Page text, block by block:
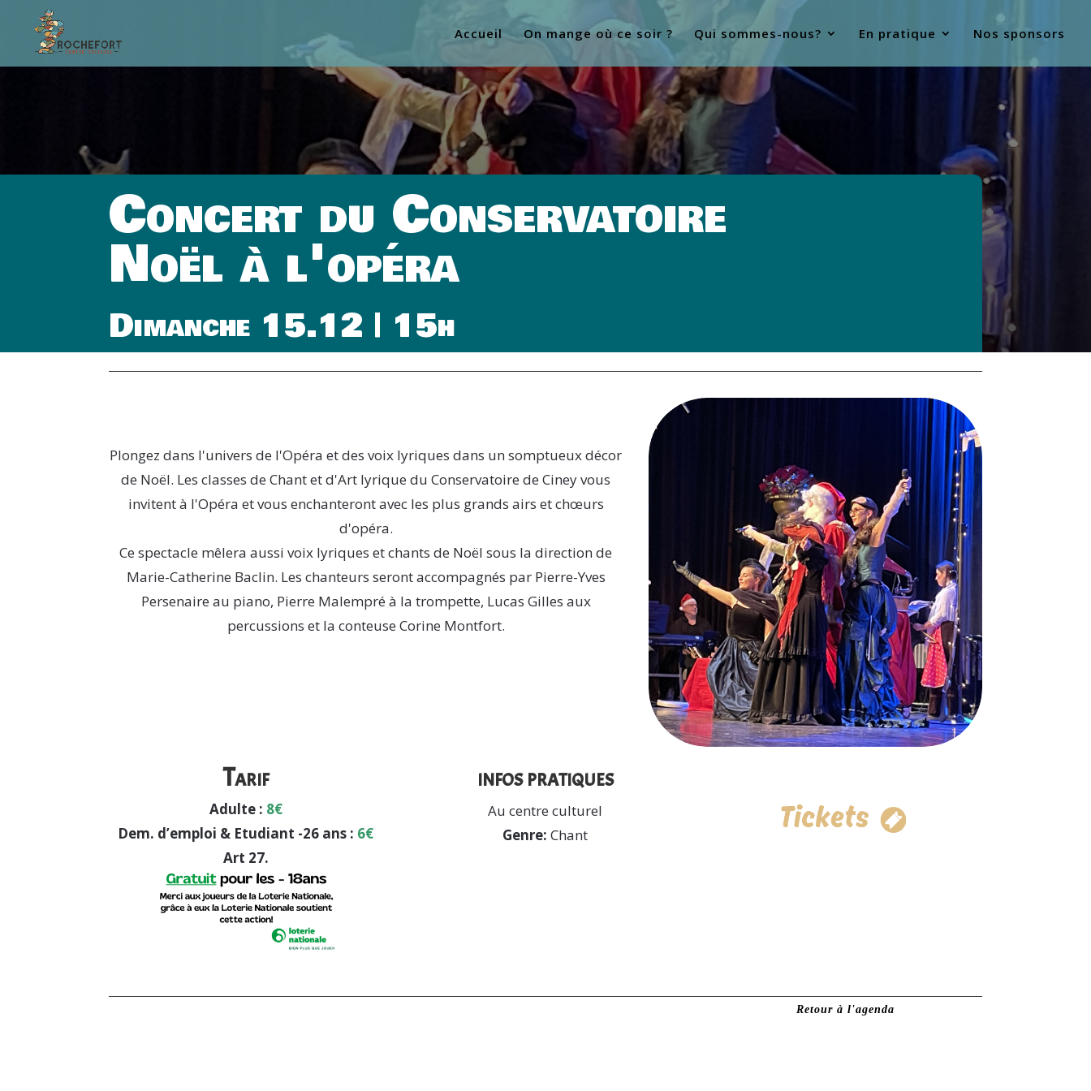
Accueil On mange où ce soir ? Qui sommes-nous? En pratique Nos sponsors
Concert du Conservatoire
Noël à l'opéra
Dimanche 15.12 | 15h
Plongez dans l'univers de l'Opéra et des voix lyriques dans un somptueux décor
de Noël. Les classes de Chant et d'Art lyrique du Conservatoire de Ciney vous
invitent à l'Opéra et vous enchanteront avec les plus grands airs et chœurs
d'opéra.
Ce spectacle mêlera aussi voix lyriques et chants de Noël sous la direction de
Marie-Catherine Baclin. Les chanteurs seront accompagnés par Pierre-Yves
Persenaire au piano, Pierre Malempré à la trompette, Lucas Gilles aux
percussions et la conteuse Corine Montfort.
Tarif
Adulte : 8€
Dem. d’emploi & Etudiant -26 ans : 6€
Art 27.
infos pratiques
Au centre culturel
Genre: Chant
Retour à l'agenda